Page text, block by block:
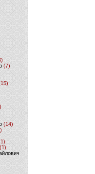
(7)
(14)
(1)